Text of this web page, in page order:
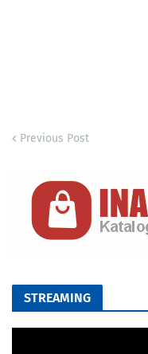
Previous Post
STREAMING